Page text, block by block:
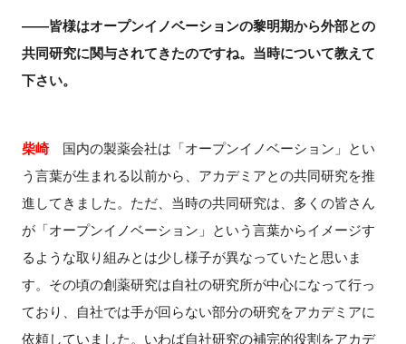
――皆様はオープンイノベーションの黎明期から外部との
共同研究に関与されてきたのですね。当時について教えて
下さい。
柴崎国内の製薬会社は「オープンイノベーション」とい
う言葉が生まれる以前から、アカデミアとの共同研究を推
進してきました。ただ、当時の共同研究は、多くの皆さん
が「オープンイノベーション」という言葉からイメージす
るような取り組みとは少し様子が異なっていたと思いま
す。その頃の創薬研究は自社の研究所が中心になって行っ
ており、自社では手が回らない部分の研究をアカデミアに
依頼していました。いわば自社研究の補完的役割をアカデ